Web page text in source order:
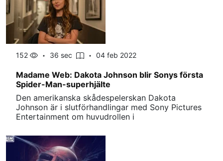
152 36 sec 04 feb 2022
Madame Web: Dakota Johnson blir Sonys första
Spider-Man-superhjälte
Den amerikanska skådespelerskan Dakota
Johnson är i slutförhandlingar med Sony Pictures
Entertainment om huvudrollen i